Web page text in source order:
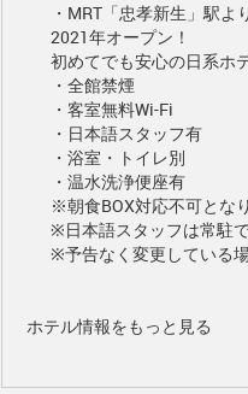
・MRT「忠孝新生」駅よ
2021年オープン！
初めてでも安心の日系ホ
・全館禁煙
・客室無料Wi-Fi
・日本語スタッフ有
・浴室・トイレ別
・温水洗浄便座有
※朝食BOX対応不可とな
※日本語スタッフは常駐
※予告なく変更している
ホテル情報をもっと見る